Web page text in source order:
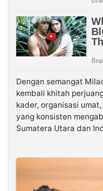
Dengan semangat
kembali khitah
kader, organisasi
yang konsisten
Sumatera Utara dan